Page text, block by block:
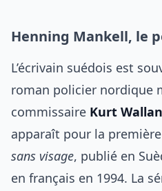
Henning Mankell, le
L’écrivain suédois est
roman policier nordique
commissaire Kurt
apparaît pour la
sans visage, publié en
en français en 1994. La